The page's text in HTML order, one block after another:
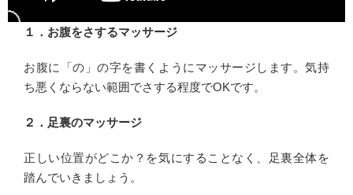
１．お腹をさするマッサージ
お腹に「の」の字を書くようにマッサージします。気持
ち悪くならない範囲でさする程度でOKです。
２．足裏のマッサージ
正しい位置がどこか？を気にすることなく、足裏全体を
踏んでいきましょう。